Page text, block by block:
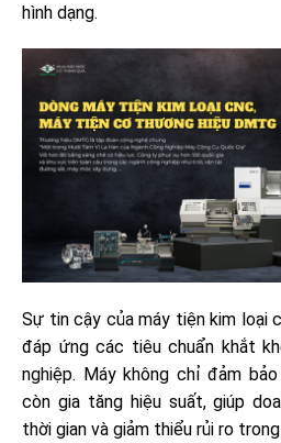
hình dạng.
Sự tin cậy của máy tiện kim loại
đáp ứng các tiêu chuẩn khắt
nghiệp. Máy không chỉ đảm
còn gia tăng hiệu suất, giúp
thời gian và giảm thiểu rủi ro